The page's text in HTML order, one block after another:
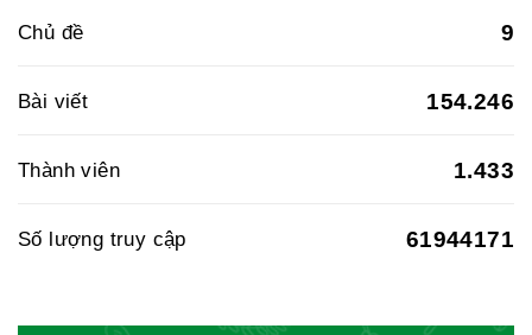
Hiệp hội doanh nghiệp dược Việt
Hội Đông Y Việt Nam
Chủ đề 9
Bài viết 154.246
Thành viên 1.433
Số lượng truy cập 61944171